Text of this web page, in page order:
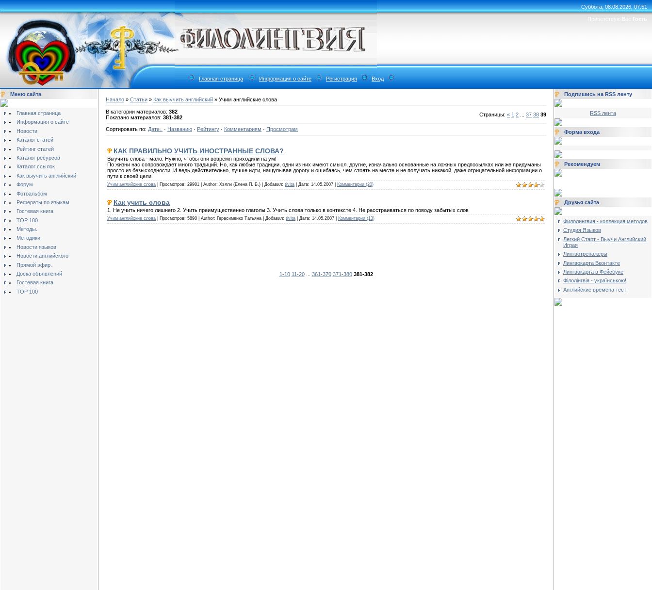
Суббота, 08.08.2026, 07:51
Приветствую Вас Гость
Главная страница Информация о сайте Регистрация Вход
Меню сайта
Главная страница
Информация о сайте
Новости
Каталог статей
Рейтинг статей
Каталог ресурсов
Каталог ссылок
Как выучить английский
Форум
Фотоальбом
Рефераты по языкам
Гостевая книга
TOP 100
Методы.
Методики.
Новости языков
Новости английского
Прямой эфир.
Доска объявлений
Гостевая книга
TOP 100
Начало » Статьи » Как выучить английский » Учим английские слова
В категории материалов: 382
Показано материалов: 381-382 Страницы: « 1 2 37 38 39
Сортировать по: Дате · Названию · Рейтингу · Комментариям · Просмотрам
КАК ПРАВИЛЬНО УЧИТЬ ИНОСТРАННЫЕ СЛОВА?
Выучить слова - мало. Нужно, чтобы они вовремя приходили на ум!
По жизни нас сопровождает много традиций. Но, как любые традиции, одни из них имеют смысл, другие, изначально основанные на ложных предпосылках или же придуманы
просто из безысходности. И ведь действительно, лучше идти, нащупывая дорогу и ошибаясь, чем стоять на месте и не получать никакой, даже отрицательной информации о
пути к своей цели.
Учим английские слова | Просмотров: 29981 | Author: Хэлли (Елена П. Б.) | Добавил: tivita | Дата: 14.05.2007 Комментарии (20)
Как учить слова
1. Не учить ничего лишнего 2. Учить преимущественно глаголы 3. Учить слова только в контексте 4. Не расстраиваться по поводу забытых слов
Учим английские слова | Просмотров: 5898 | Author: Герасименко Татьяна | Добавил: tivita | Дата: 14.05.2007 Комментарии (13)
1-10 11-20 361-370 371-380 381-382
Подпишись на RSS ленту
RSS лента
Форма входа
Рекомендуем
Друзья сайта
Филолингвия - коллекция методов
Студия Языков
Легкий Старт - Выучи Английский
Играя
Лингвотренажеры
Лингвокарта Вконтакте
Лингвокарта в Фейсбуке
Філолінгвія - українською!
Английские времена тест